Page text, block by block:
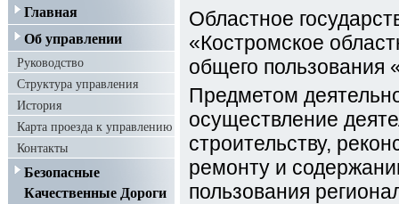
Главная
Об управлении
Руководство
Структура управления
История
Карта проезда к управлению
Контакты
Безопасные
Качественные Дороги
Областное
«Костромское
общего пользования
Предметом
осуществление
строительству,
ремонту и
пользования